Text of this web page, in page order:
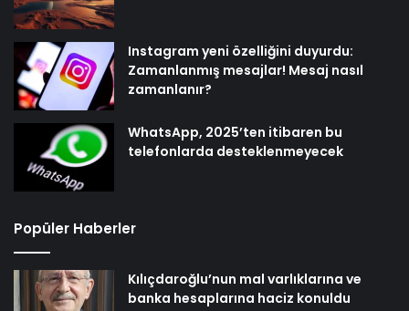
Instagram yeni özelliğini duyurdu:
Zamanlanmış mesajlar! Mesaj nasıl
zamanlanır?
WhatsApp, 2025’ten itibaren bu
telefonlarda desteklenmeyecek
Popüler Haberler
Kılıçdaroğlu’nun mal varlıklarına ve
banka hesaplarına haciz konuldu